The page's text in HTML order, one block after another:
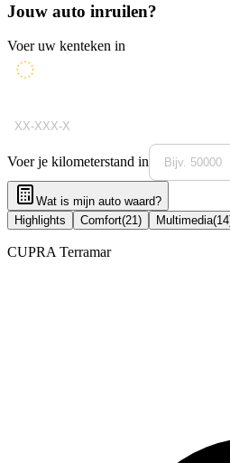
Jouw auto inruilen?
Voer uw kenteken in
Voer je kilometerstand in
Wat is mijn auto waard?
Highlights
Comfort(21) Multimedia(14
CUPRA Terramar